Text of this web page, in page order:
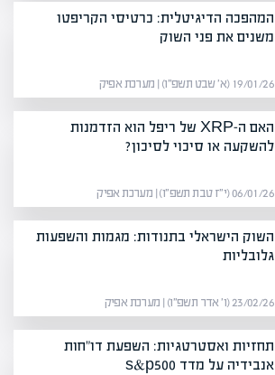
המהפכה הדיגיטלית: כרטיסי הקריפטו
משנים את פני השוק
19/01/26 (א׳ שבט תשפ״ו) | מערכת אפיק
האם ה-XRP של ריפל הוא הזדמנות
להשקעה או סיכוי לסיכון?
06/01/26 (י״ז טבת תשפ״ו) | מערכת אפיק
השוק הישראלי בתנודות: מגמות והשפעות
גלובליות
23/02/26 (ו׳ אדר תשפ״ו) | מערכת אפיק
תחזיות ואסטרטגיות: השפעת דו"חות
אנבידיה על מדד s&p500